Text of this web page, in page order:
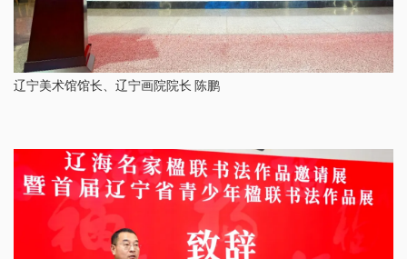
辽宁美术馆馆长、辽宁画院院长 陈鹏